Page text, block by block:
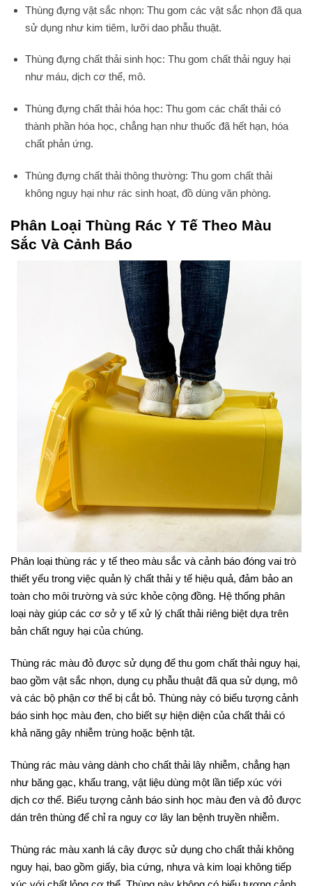
Thùng đựng vật sắc nhọn: Thu gom các vật sắc nhọn đã qua
sử dụng như kim tiêm, lưỡi dao phẫu thuật.
Thùng đựng chất thải sinh học: Thu gom chất thải nguy hại
như máu, dịch cơ thể, mô.
Thùng đựng chất thải hóa học: Thu gom các chất thải có
thành phần hóa học, chẳng hạn như thuốc đã hết hạn, hóa
chất phản ứng.
Thùng đựng chất thải thông thường: Thu gom chất thải
không nguy hại như rác sinh hoạt, đồ dùng văn phòng.
Phân Loại Thùng Rác Y Tế Theo Màu
Sắc Và Cảnh Báo
Phân loại thùng rác y tế theo màu sắc và cảnh báo đóng vai trò
thiết yếu trong việc quản lý chất thải y tế hiệu quả, đảm bảo an
toàn cho môi trường và sức khỏe cộng đồng. Hệ thống phân
loại này giúp các cơ sở y tế xử lý chất thải riêng biệt dựa trên
bản chất nguy hại của chúng.
Thùng rác màu đỏ được sử dụng để thu gom chất thải nguy hại,
bao gồm vật sắc nhọn, dụng cụ phẫu thuật đã qua sử dụng, mô
và các bộ phận cơ thể bị cắt bỏ. Thùng này có biểu tượng cảnh
báo sinh học màu đen, cho biết sự hiện diện của chất thải có
khả năng gây nhiễm trùng hoặc bệnh tật.
Thùng rác màu vàng dành cho chất thải lây nhiễm, chẳng hạn
như băng gạc, khẩu trang, vật liệu dùng một lần tiếp xúc với
dịch cơ thể. Biểu tượng cảnh báo sinh học màu đen và đỏ được
dán trên thùng để chỉ ra nguy cơ lây lan bệnh truyền nhiễm.
Thùng rác màu xanh lá cây được sử dụng cho chất thải không
nguy hại, bao gồm giấy, bìa cứng, nhựa và kim loại không tiếp